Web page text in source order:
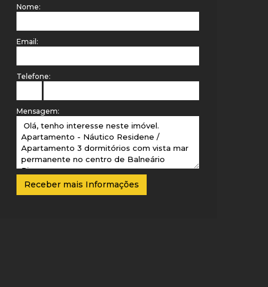
Nome:
Email:
Telefone:
Mensagem: